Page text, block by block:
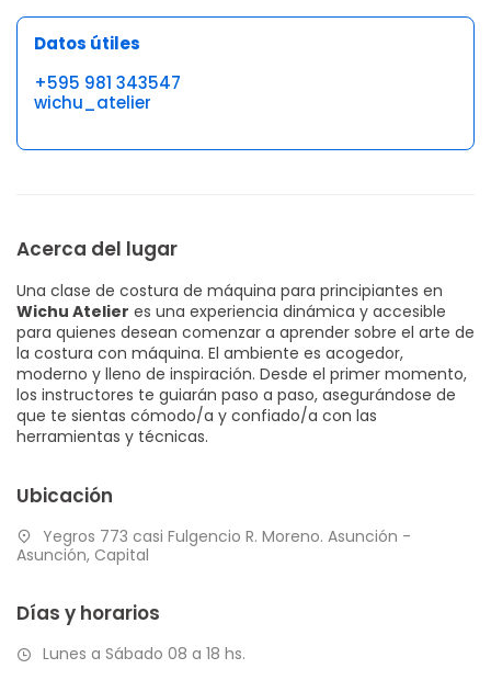
Datos útiles
+595 981 343547
wichu_atelier
Acerca del lugar
Una clase de costura de máquina para principiantes en
Wichu Atelier es una experiencia dinámica y accesible
para quienes desean comenzar a aprender sobre el arte de
la costura con máquina. El ambiente es acogedor,
moderno y lleno de inspiración. Desde el primer momento,
los instructores te guiarán paso a paso, asegurándose de
que te sientas cómodo/a y confiado/a con las
herramientas y técnicas.
Ubicación
Yegros 773 casi Fulgencio R. Moreno. Asunción -
Asunción, Capital
Días y horarios
Lunes a Sábado 08 a 18 hs.